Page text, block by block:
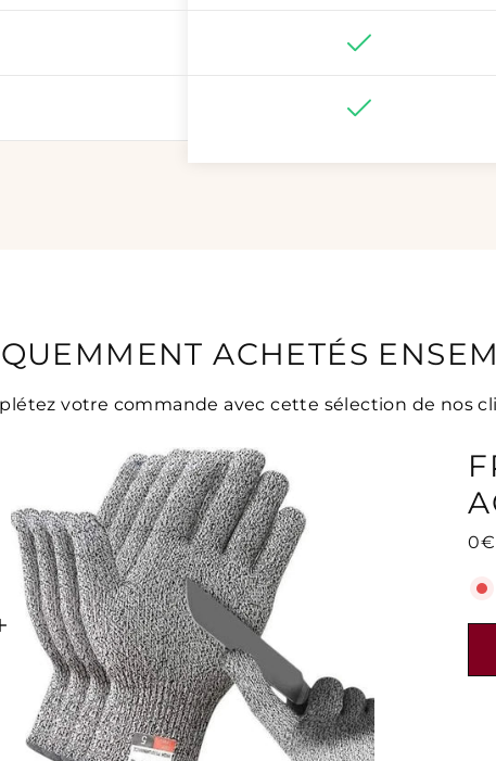
ACHETÉS
votre commande avec cette sélection de nos
0€